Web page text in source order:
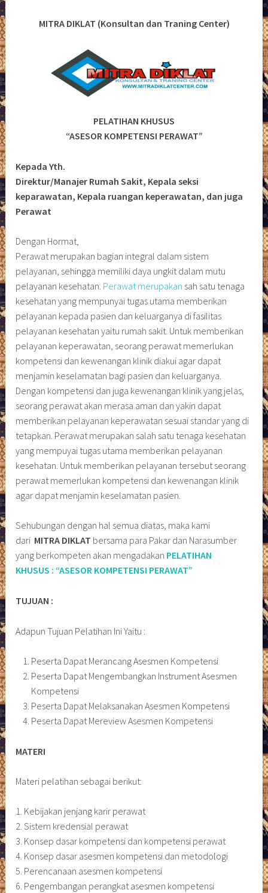
MITRA DIKLAT (Konsultan dan Traning Center)
PELATIHAN KHUSUS
“ASESOR KOMPETENSI PERAWAT”
Kepada Yth.
Direktur/Manajer Rumah Sakit, Kepala seksi
keparawatan, Kepala ruangan keperawatan, dan juga
Perawat
Dengan Hormat,
Perawat merupakan bagian integral dalam sistem
pelayanan, sehingga memiliki daya ungkit dalam mutu
pelayanan kesehatan. Perawat merupakan sah satu tenaga
kesehatan yang mempunyai tugas utama memberikan
pelayanan kepada pasien dan keluarganya di fasilitas
pelayanan kesehatan yaitu rumah sakit. Untuk memberikan
pelayanan keperawatan, seorang perawat memerlukan
kompetensi dan kewenangan klinik diakui agar dapat
menjamin keselamatan bagi pasien dan keluarganya.
Dengan kompetensi dan juga kewenangan klinik yang jelas,
seorang perawat akan merasa aman dan yakin dapat
memberikan pelayanan keperawatan sesuai standar yang di
tetapkan. Perawat merupakan salah satu tenaga kesehatan
yang mempuyai tugas utama memberikan pelayanan
kesehatan. Untuk memberikan pelayanan tersebut seorang
perawat memerlukan kompetensi dan kewenangan klinik
agar dapat menjamin keselamatan pasien.
Sehubungan dengan hal semua diatas, maka kami
dari MITRA DIKLAT bersama para Pakar dan Narasumber
yang berkompeten akan mengadakan PELATIHAN
KHUSUS : “ASESOR KOMPETENSI PERAWAT”
TUJUAN :
Adapun Tujuan Pelatihan Ini Yaitu :
Peserta Dapat Merancang Asesmen Kompetensi
Peserta Dapat Mengembangkan Instrument Asesmen
Kompetensi
Peserta Dapat Melaksanakan Asesmen Kompetensi
Peserta Dapat Mereview Asesmen Kompetensi
MATERI
Materi pelatihan sebagai berikut:
1. Kebijakan jenjang karir perawat
2. Sistem kredensial perawat
3. Konsep dasar kompetensi dan kompetensi perawat
4. Konsep dasar asesmen kompetensi dan metodologi
5. Perencanaan asesmen kompetensi
6. Pengembangan perangkat asesmen kompetensi